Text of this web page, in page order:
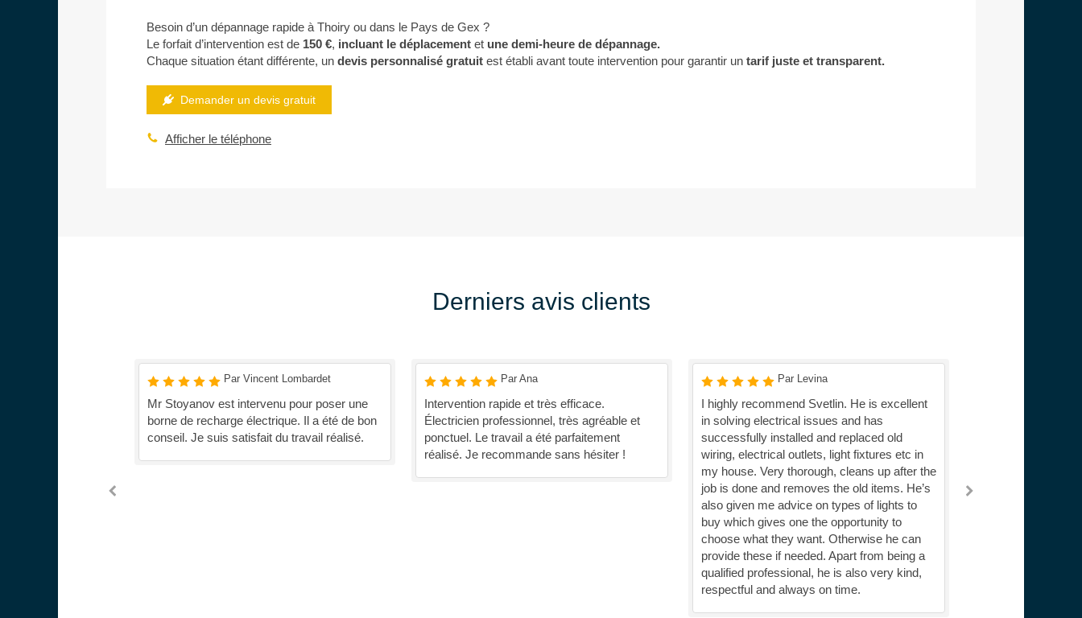
Besoin d’un dépannage rapide à Thoiry ou dans le Pays de Gex ?
Le forfait d’intervention est de 150 €, incluant le déplacement et une demi-heure de dépannage.
Chaque situation étant différente, un devis personnalisé gratuit est établi avant toute intervention pour garantir un tarif juste et transparent.
Demander un devis gratuit
Afficher le téléphone
Derniers avis clients
Par Vincent Lombardet
Mr Stoyanov est intervenu pour poser une
borne de recharge électrique. Il a été de bon
conseil. Je suis satisfait du travail réalisé.
Par Ana
Intervention rapide et très efficace.
Électricien professionnel, très agréable et
ponctuel. Le travail a été parfaitement
réalisé. Je recommande sans hésiter !
Par Levina
I highly recommend Svetlin. He is excellent
in solving electrical issues and has
successfully installed and replaced old
wiring, electrical outlets, light fixtures etc in
my house. Very thorough, cleans up after the
job is done and removes the old items. He’s
also given me advice on types of lights to
buy which gives one the opportunity to
choose what they want. Otherwise he can
provide these if needed. Apart from being a
qualified professional, he is also very kind,
respectful and always on time.